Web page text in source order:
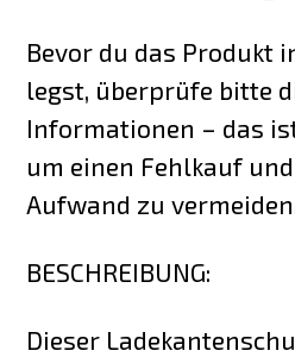
Bevor du das Produkt
legst, überprüfe bitte
Informationen – das
um einen Fehlkauf
Aufwand zu
BESCHREIBUNG:
Dieser